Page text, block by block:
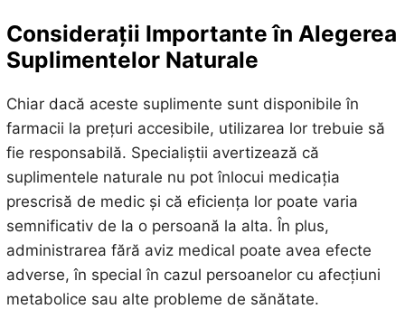
Considerații Importante în Alegerea
Suplimentelor Naturale
Chiar dacă aceste suplimente sunt disponibile în
farmacii la prețuri accesibile, utilizarea lor trebuie să
fie responsabilă. Specialiștii avertizează că
suplimentele naturale nu pot înlocui medicația
prescrisă de medic și că eficiența lor poate varia
semnificativ de la o persoană la alta. În plus,
administrarea fără aviz medical poate avea efecte
adverse, în special în cazul persoanelor cu afecțiuni
metabolice sau alte probleme de sănătate.